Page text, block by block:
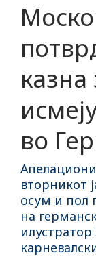
во
вторникот
осум и пол
на